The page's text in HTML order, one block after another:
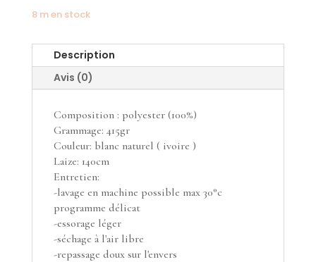
8 m en stock
Description
Avis (0)
Composition : polyester (100%)
Grammage: 415gr
Couleur: blanc naturel ( ivoire )
Laize: 140cm
Entretien:
-lavage en machine possible max 30°c
programme délicat
-essorage léger
-séchage à l'air libre
-repassage doux sur l'envers